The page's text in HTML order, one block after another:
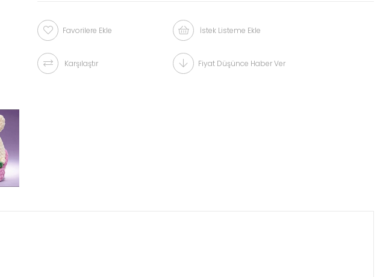
Favorilere Ekle İstek Listeme Ekle
Karşılaştır Fiyat Düşünce Haber Ver